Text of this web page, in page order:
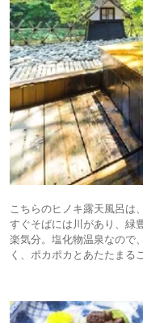
こちらのヒノキ露天風呂は
すぐそばには川があり、緑
楽気分。塩化物温泉なので
く、ポカポカとあたたまる